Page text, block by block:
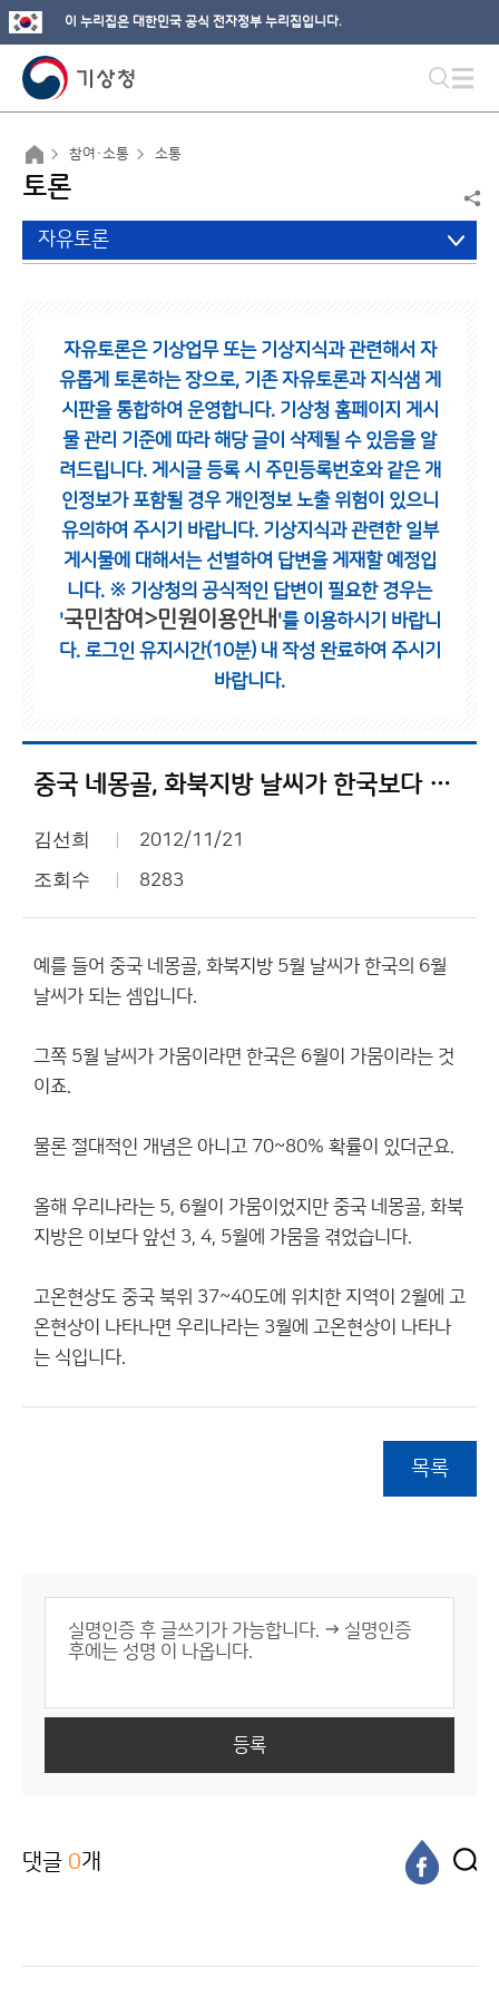
이 누리집은 대한민국 공식 전자정부 누리집입니다.
참여·소통 소통
토론
자유토론
자유토론은 기상업무 또는 기상지식과 관련해서 자
유롭게 토론하는 장으로, 기존 자유토론과 지식샘 게
시판을 통합하여 운영합니다. 기상청 홈페이지 게시
물 관리 기준에 따라 해당 글이 삭제될 수 있음을 알
려드립니다. 게시글 등록 시 주민등록번호와 같은 개
인정보가 포함될 경우 개인정보 노출 위험이 있으니
유의하여 주시기 바랍니다. 기상지식과 관련한 일부
게시물에 대해서는 선별하여 답변을 게재할 예정입
니다. ※ 기상청의 공식적인 답변이 필요한 경우는
'국민참여>민원이용안내 '를 이용하시기 바랍니
다. 로그인 유지시간(10분) 내 작성 완료하여 주시기
바랍니다.
중국 네몽골, 화북지방 날씨가 한국보다 한달 빠릅니다.
김선희 2012/11/21
조회수 8283
예를 들어 중국 네몽골, 화북지방 5월 날씨가 한국의 6월
날씨가 되는 셈입니다.
그쪽 5월 날씨가 가뭄이라면 한국은 6월이 가뭄이라는 것
이죠.
물론 절대적인 개념은 아니고 70~80% 확률이 있더군요.
올해 우리나라는 5, 6월이 가뭄이었지만 중국 네몽골, 화북
지방은 이보다 앞선 3, 4, 5월에 가뭄을 겪었습니다.
고온현상도 중국 북위 37~40도에 위치한 지역이 2월에 고
온현상이 나타나면 우리나라는 3월에 고온현상이 나타나
는 식입니다.
목록
등록
댓글 0개